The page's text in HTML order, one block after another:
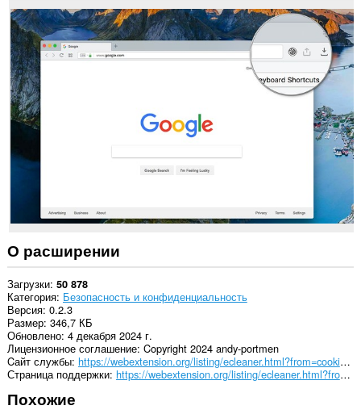
clear
recent
browsing
history,
cookies,
downloads,
passwords
and
related
data.
О расширении
Загрузки 50 878
Категория Безопасность и конфиденциальность
Версия 0.2.3
Размер 346,7 КБ
Обновлено 4 декабря 2024 г.
Лицензионное соглашение Copyright 2024 andy-portmen
Cайт службы
https://webextension.org/listing/ecleaner.html?from=cookie-cleaner
Страница поддержки
https://webextension.org/listing/ecleaner.html?from=cookie-cleaner
Похожие